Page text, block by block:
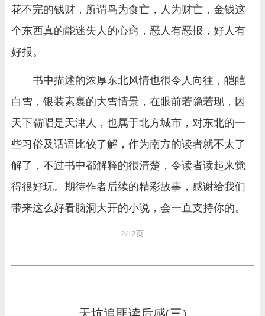
花不完的钱财，所谓鸟为食亡，人为财亡，金钱这
个东西真的能迷失人的心窍，恶人有恶报，好人有
好报。
书中描述的浓厚东北风情也很令人向往，皑皑
白雪，银装素裹的大雪情景，在眼前若隐若现，因
天下霸唱是天津人，也属于北方城市，对东北的一
些习俗及话语比较了解，作为南方的读者就不太了
解了，不过书中都解释的很清楚，令读者读起来觉
得很好玩。期待作者后续的精彩故事，感谢给我们
带来这么好看脑洞大开的小说，会一直支持你的。
2/12页